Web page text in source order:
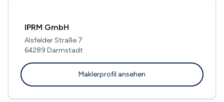
IPRM GmbH
Alsfelder Straße 7
64289 Darmstadt
Maklerprofil ansehen